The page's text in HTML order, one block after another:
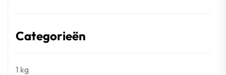
Categorieën
1 kg